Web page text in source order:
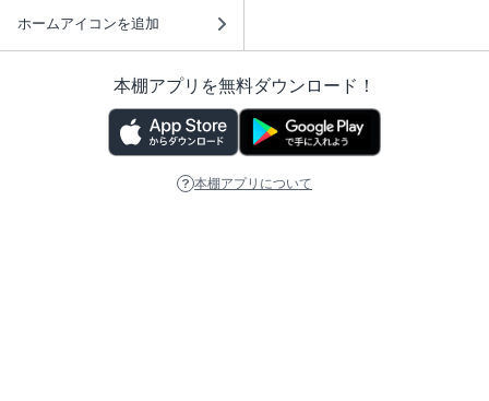
ホームアイコンを追加
本棚アプリを無料ダウンロード！
本棚アプリについて